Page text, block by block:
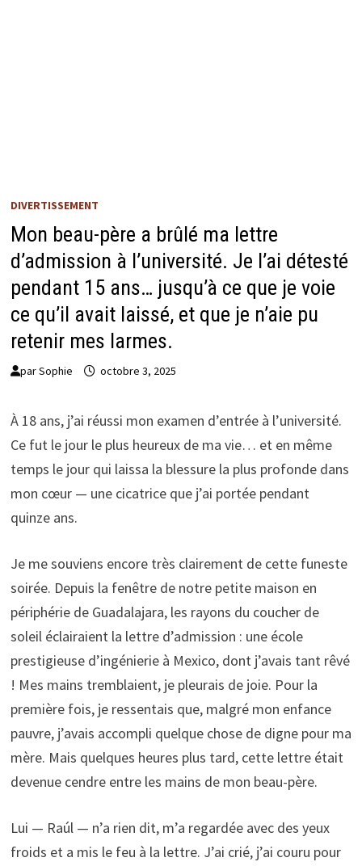
DIVERTISSEMENT
Mon beau-père a brûlé ma lettre
d’admission à l’université. Je l’ai détesté
pendant 15 ans… jusqu’à ce que je voie
ce qu’il avait laissé, et que je n’aie pu
retenir mes larmes.
parSophie octobre 3, 2025
À 18 ans, j’ai réussi mon examen d’entrée à l’université.
Ce fut le jour le plus heureux de ma vie… et en même
temps le jour qui laissa la blessure la plus profonde dans
mon cœur — une cicatrice que j’ai portée pendant
quinze ans.
Je me souviens encore très clairement de cette funeste
soirée. Depuis la fenêtre de notre petite maison en
périphérie de Guadalajara, les rayons du coucher de
soleil éclairaient la lettre d’admission : une école
prestigieuse d’ingénierie à Mexico, dont j’avais tant rêvé
! Mes mains tremblaient, je pleurais de joie. Pour la
première fois, je ressentais que, malgré mon enfance
pauvre, j’avais accompli quelque chose de digne pour ma
mère. Mais quelques heures plus tard, cette lettre était
devenue cendre entre les mains de mon beau-père.
Lui — Raúl — n’a rien dit, m’a regardée avec des yeux
froids et a mis le feu à la lettre. J’ai crié, j’ai couru pour